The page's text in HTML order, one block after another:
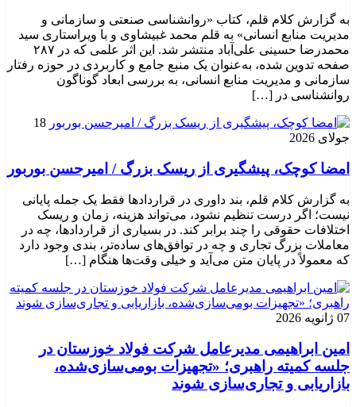
به گزارش کلام قلم، کتاب «روانشناسی صنعتی و سازمانی و
مدیریت منابع انسانی» به قلم محمد غبیشاوی و با ویراستاری سید
محمدرضا حسینی علی‌آباد منتشر شد. این اثر علمی که در ۲۸۷
صفحه تدوین شده، به‌عنوان یک منبع جامع و کاربردی در حوزه رفتار
سازمانی و مدیریت منابع انسانی، به بررسی ابعاد گوناگون
روانشناسی در […]
18
جولای 2026
امضا کوچک، پیشگیری از ریسک بزرگ / امیرحسن بوربور
به گزارش کلام قلم، بند داوری در قراردادها فقط یک جمله پایانی
نیست؛ اگر درست تنظیم نشود، می‌تواند هزینه، زمان و ریسک
اختلافات حقوقی را چند برابر کند. در بسیاری از قراردادها، چه در
معاملات بزرگ تجاری و چه در توافق‌های ساده‌تر، بندی وجود دارد
که معمولاً در پایان متن می‌آید و خیلی وقت‌ها هنگام […]
07 ژانویه 2026
امین ابراهیمی مدیرعامل شرکت فولاد خوزستان در
جلسه کمیته راهبری؛ «تجهیزات بومی‌سازی‌شده،
بازاریابی و تجاری‌سازی شوند